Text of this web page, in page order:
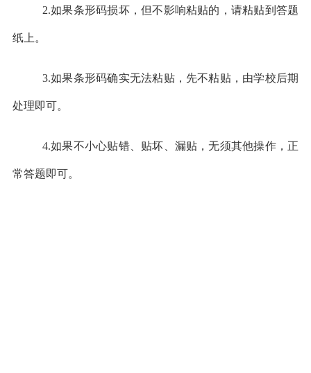
2.如果条形码损坏，但不影响粘贴的，请粘贴到答题
纸上。
3.如果条形码确实无法粘贴，先不粘贴，由学校后期
处理即可。
4.如果不小心贴错、贴坏、漏贴，无须其他操作，正
常答题即可。